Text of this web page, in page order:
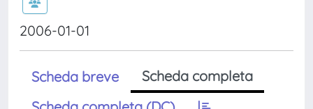
2006-01-01
Scheda breve
Scheda completa